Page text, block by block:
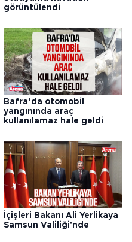
görüntülendi
Bafra’da otomobil
yangınında araç
kullanılamaz hale geldi
İçişleri Bakanı Ali Yerlikaya
Samsun Valiliği'nde